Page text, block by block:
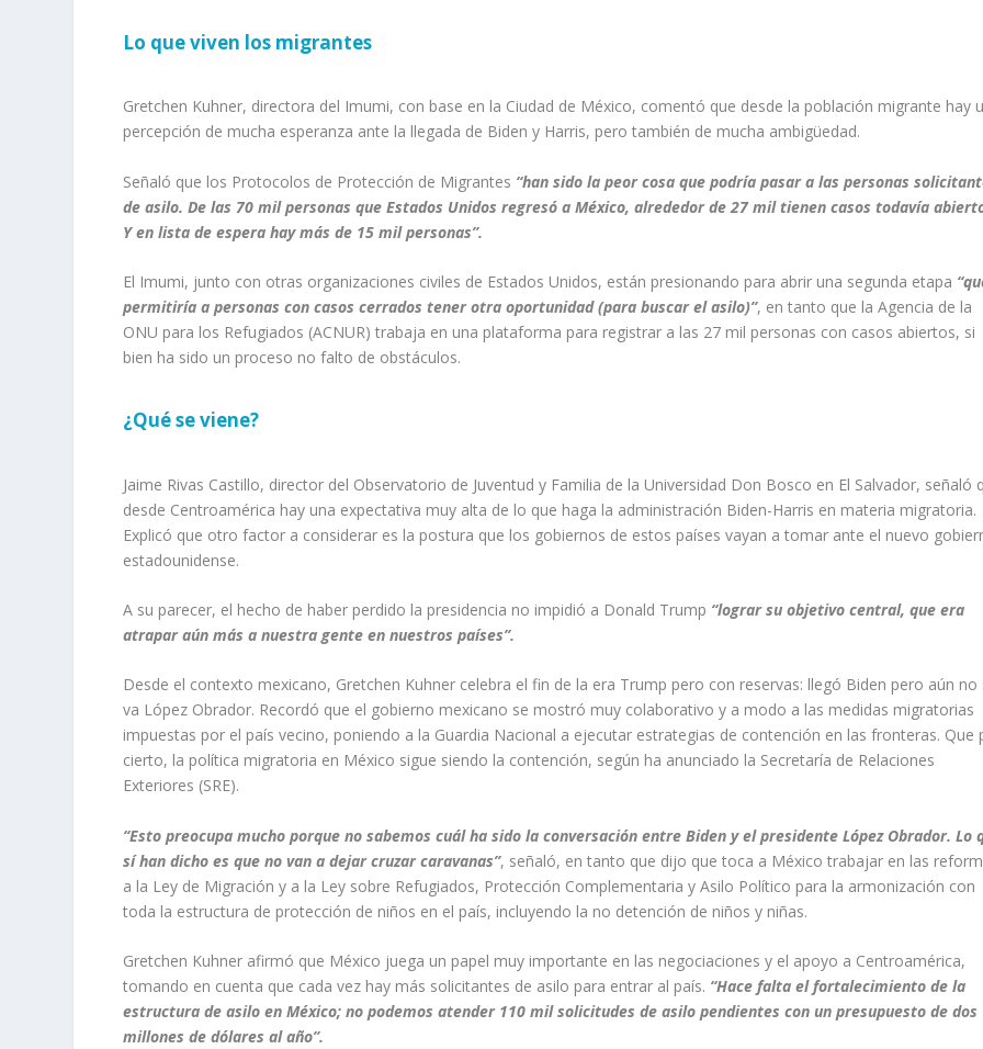
Lo que viven los migrantes
Gretchen Kuhner, directora del Imumi, con base en la Ciudad de México, comentó que desde la población migrante hay
percepción de mucha esperanza ante la llegada de Biden y Harris, pero también de mucha ambigüedad.
Señaló que los Protocolos de Protección de Migrantes “han sido la peor cosa que podría pasar a las personas
de asilo. De las 70 mil personas que Estados Unidos regresó a México, alrededor de 27 mil tienen casos todavía
Y en lista de espera hay más de 15 mil personas”.
El Imumi, junto con otras organizaciones civiles de Estados Unidos, están presionando para abrir una segunda etapa
permitiría a personas con casos cerrados tener otra oportunidad (para buscar el asilo)”, en tanto que la Agencia de la
ONU para los Refugiados (ACNUR) trabaja en una plataforma para registrar a las 27 mil personas con casos abiertos, si
bien ha sido un proceso no falto de obstáculos.
¿Qué se viene?
Jaime Rivas Castillo, director del Observatorio de Juventud y Familia de la Universidad Don Bosco en El Salvador, señaló
desde Centroamérica hay una expectativa muy alta de lo que haga la administración Biden-Harris en materia migratoria.
Explicó que otro factor a considerar es la postura que los gobiernos de estos países vayan a tomar ante el nuevo
estadounidense.
A su parecer, el hecho de haber perdido la presidencia no impidió a Donald Trump “lograr su objetivo central, que era
atrapar aún más a nuestra gente en nuestros países”.
Desde el contexto mexicano, Gretchen Kuhnercelebra el fin de la era Trump pero con reservas: llegó Biden pero aún no
va López Obrador. Recordó que el gobierno mexicano se mostró muy colaborativo y a modo a las medidas migratorias
impuestas por el país vecino, poniendo a la Guardia Nacional a ejecutar estrategias de contención en las fronteras. Que
cierto, la política migratoria en México sigue siendo la contención, según ha anunciado la Secretaría de Relaciones
Exteriores (SRE).
“Esto preocupa mucho porque no sabemos cuál ha sido la conversación entre Biden y el presidente López Obrador. Lo
sí han dicho es que no van a dejar cruzar caravanas”, señaló, en tanto que dijo que toca a México trabajaren las
a la L ey de Migración y a la Ley sobre Refugiados, Protección Complementaria y Asilo Político para la armonización con
toda la estructura de protección de niños en el país, incluyendo la no detención de niños y niñas.
Gretchen Kuhnerafirmó que México juega un papel muy importante en las negociaciones y el apoyo a Centroamérica,
tomando en cuenta que cada vez hay más solicitantes de asilo para entrar al país. “Hace falta el fortalecimiento de la
estructura de asilo en México; no podemos atender 110 mil solicitudes de asilo pendientes con un presupuesto de dos
millones de dólares al año”.